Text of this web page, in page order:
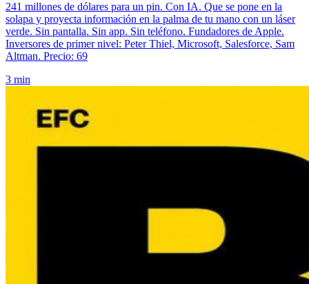
241 millones de dólares para un pin. Con IA. Que se pone en la
solapa y proyecta información en la palma de tu mano con un láser
verde. Sin pantalla. Sin app. Sin teléfono. Fundadores de Apple.
Inversores de primer nivel: Peter Thiel, Microsoft, Salesforce, Sam
Altman. Precio: 69
3 min